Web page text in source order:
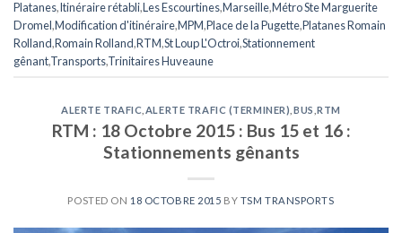
Platanes,Itinéraire rétabli,Les Escourtines,Marseille,Métro Ste Marguerite
Dromel,Modification d'itinéraire,MPM,Place de la Pugette,Platanes Romain
Rolland,Romain Rolland,RTM,St Loup L'Octroi,Stationnement
gênant,Transports,Trinitaires Huveaune
ALERTE TRAFIC ALERTE TRAFIC (TERMINER) BUS ,RTM
RTM : 18 Octobre 2015 : Bus 15 et 16 :
Stationnements gênants
POSTED ON 18 OCTOBRE 2015 BY TSM TRANSPORTS